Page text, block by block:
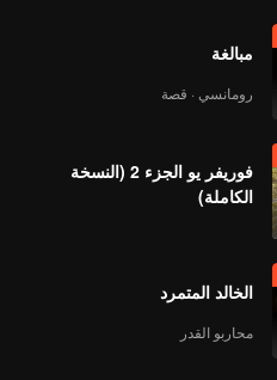
مبالغة
رومانسي · قصة
فوريفر يو الجزء 2 (النسخة
الكاملة)
الخالد المتمرد
محاربو القدر